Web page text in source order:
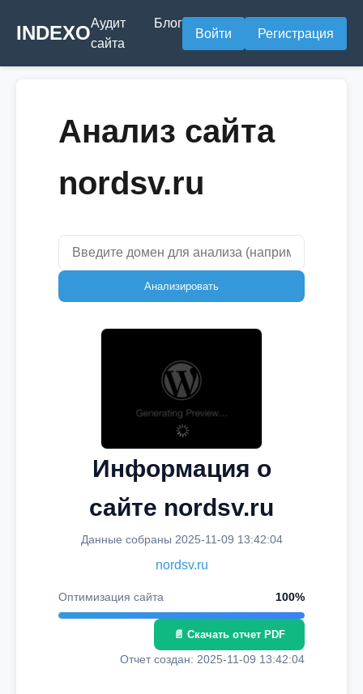
INDEXOАудит
сайта
Блог
Войти Регистрация
Анализ сайта
nordsv.ru
Анализировать
Информация о
сайте nordsv.ru
Данные собраны 2025-11-09 13:42:04
nordsv.ru
Оптимизация сайта 100%
📄 Скачать отчет PDF
Отчет создан: 2025-11-09 13:42:04